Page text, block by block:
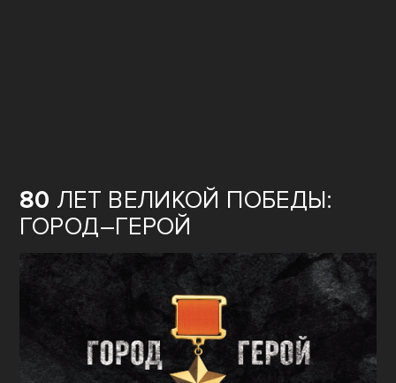
80 ЛЕТ ВЕЛИКОЙ ПОБЕДЫ:
ГОРОД–ГЕРОЙ